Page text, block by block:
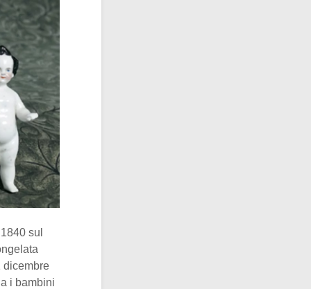
sul
dicembre
i bambini